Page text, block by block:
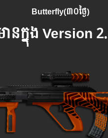
Butterfly(៣០ថ្ងៃ)
នក្នុង Version